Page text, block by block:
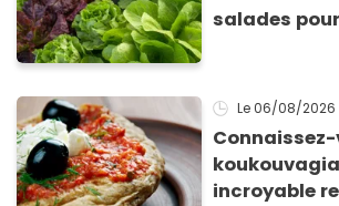
salades
Le 06/08/2026
incroyable